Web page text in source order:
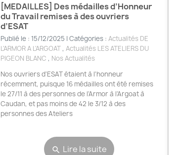
[MEDAILLES] Des médailles d’Honneur
du Travail remises à des ouvriers
d’ESAT
Publié le : 15/12/2025 | Catégories :Actualités DE
L'ARMOR A L'ARGOAT,Actualités LES ATELIERS DU
PIGEON BLANC , Nos Actualités
Nos ouvriers d'ESAT étaient à l'honneur
récemment, puisque 16 médailles ont été remises
le 27/11 à des personnes de l'Armor à l'Argoat à
Caudan, et pas moins de 42 le 3/12 à des
personnes des Ateliers
search Lire la suite